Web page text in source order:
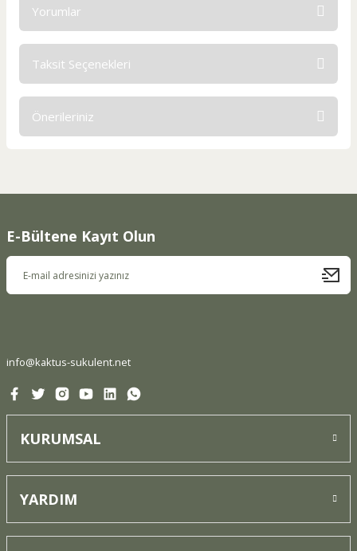
Yorumlar
Taksit Seçenekleri
Önerileriniz
Ürün resmi kalitesiz, bozuk veya görüntülenemiyor.
E-Bültene Kayıt Olun
info@kaktus-sukulent.net
KURUMSAL
YARDIM